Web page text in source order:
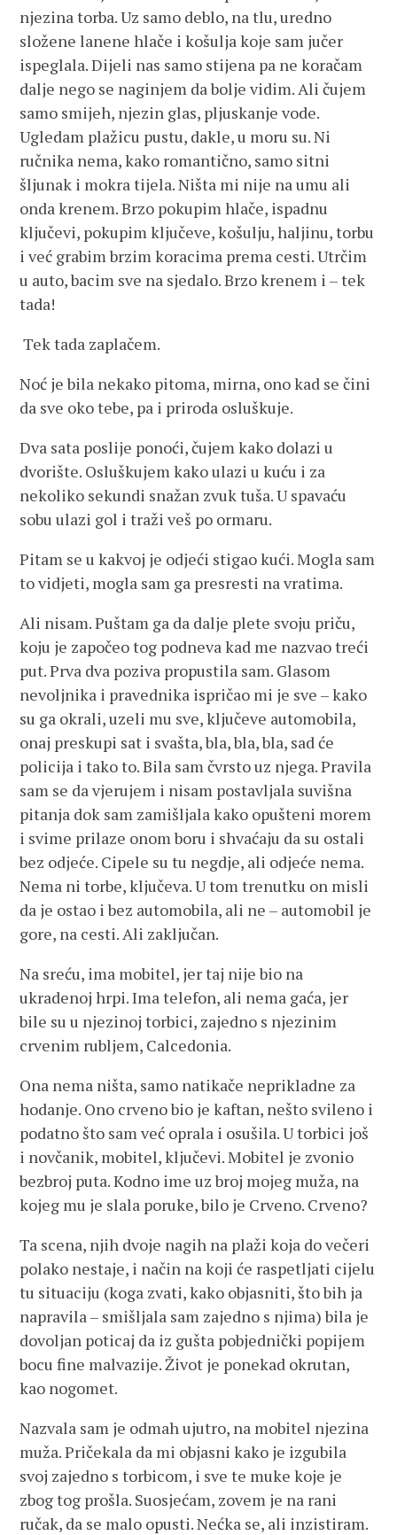
njezina torba. Uz samo deblo, na tlu, uredno
složene lanene hlače i košulja koje sam jučer
ispeglala. Dijeli nas samo stijena pa ne koračam
dalje nego se naginjem da bolje vidim. Ali čujem
samo smijeh, njezin glas, pljuskanje vode.
Ugledam plažicu pustu, dakle, u moru su. Ni
ručnika nema, kako romantično, samo sitni
šljunak i mokra tijela. Ništa mi nije na umu ali
onda krenem. Brzo pokupim hlače, ispadnu
ključevi, pokupim ključeve, košulju, haljinu, torbu
i već grabim brzim koracima prema cesti. Utrčim
u auto, bacim sve na sjedalo. Brzo krenem i – tek
tada!
Tek tada zaplačem.
Noć je bila nekako pitoma, mirna, ono kad se čini
da sve oko tebe, pa i priroda osluškuje.
Dva sata poslije ponoći, čujem kako dolazi u
dvorište. Osluškujem kako ulazi u kuću i za
nekoliko sekundi snažan zvuk tuša. U spavaću
sobu ulazi gol i traži veš po ormaru.
Pitam se u kakvoj je odjeći stigao kući. Mogla sam
to vidjeti, mogla sam ga presresti na vratima.
Ali nisam. Puštam ga da dalje plete svoju priču,
koju je započeo tog podneva kad me nazvao treći
put. Prva dva poziva propustila sam. Glasom
nevoljnika i pravednika ispričao mi je sve – kako
su ga okrali, uzeli mu sve, ključeve automobila,
onaj preskupi sat i svašta, bla, bla, bla, sad će
policija i tako to. Bila sam čvrsto uz njega. Pravila
sam se da vjerujem i nisam postavljala suvišna
pitanja dok sam zamišljala kako opušteni morem
i svime prilaze onom boru i shvaćaju da su ostali
bez odjeće. Cipele su tu negdje, ali odjeće nema.
Nema ni torbe, ključeva. U tom trenutku on misli
da je ostao i bez automobila, ali ne – automobil je
gore, na cesti. Ali zaključan.
Na sreću, ima mobitel, jer taj nije bio na
ukradenoj hrpi. Ima telefon, ali nema gaća, jer
bile su u njezinoj torbici, zajedno s njezinim
crvenim rubljem, Calcedonia.
Ona nema ništa, samo natikače neprikladne za
hodanje. Ono crveno bio je kaftan, nešto svileno i
podatno što sam već oprala i osušila. U torbici još
i novčanik, mobitel, ključevi. Mobitel je zvonio
bezbroj puta. Kodno ime uz broj mojeg muža, na
kojeg mu je slala poruke, bilo je Crveno. Crveno?
Ta scena, njih dvoje nagih na plaži koja do večeri
polako nestaje, i način na koji će raspetljati cijelu
tu situaciju (koga zvati, kako objasniti, što bih ja
napravila – smišljala sam zajedno s njima) bila je
dovoljan poticaj da iz gušta pobjednički popijem
bocu fine malvazije. Život je ponekad okrutan,
kao nogomet.
Nazvala sam je odmah ujutro, na mobitel njezina
muža. Pričekala da mi objasni kako je izgubila
svoj zajedno s torbicom, i sve te muke koje je
zbog tog prošla. Suosjećam, zovem je na rani
ručak, da se malo opusti. Nećka se, ali inzistiram.